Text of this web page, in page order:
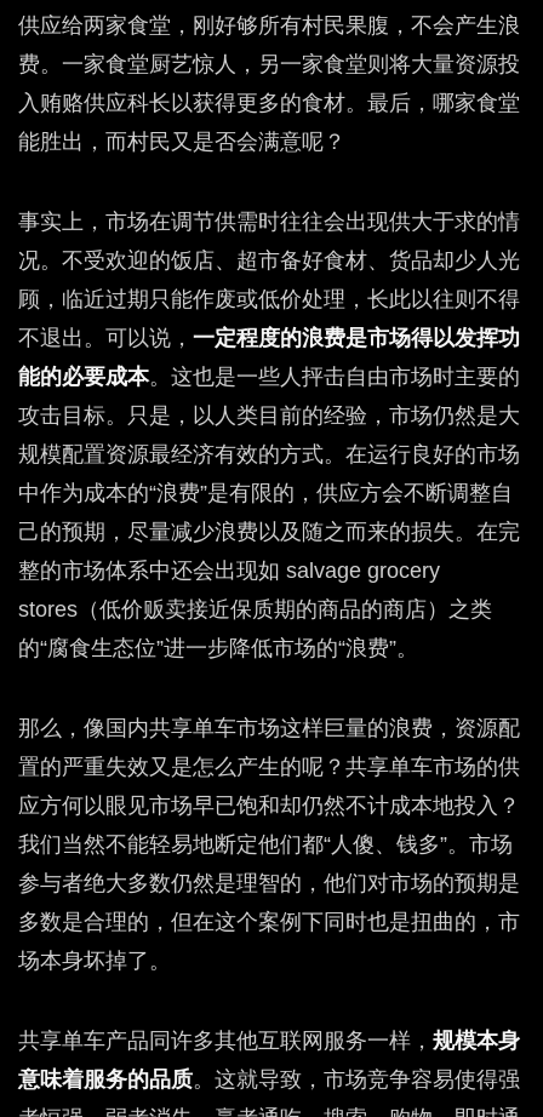
供应给两家食堂，刚好够所有村民果腹，不会产生浪
费。一家食堂厨艺惊人，另一家食堂则将大量资源投
入贿赂供应科长以获得更多的食材。最后，哪家食堂
能胜出，而村民又是否会满意呢？
事实上，市场在调节供需时往往会出现供大于求的情
况。不受欢迎的饭店、超市备好食材、货品却少人光
顾，临近过期只能作废或低价处理，长此以往则不得
不退出。可以说， 一定程度的浪费是市场得以发挥功
能的必要成本。这也是一些人抨击自由市场时主要的
攻击目标。只是，以人类目前的经验，市场仍然是大
规模配置资源最经济有效的方式。在运行良好的市场
中作为成本的“浪费”是有限的，供应方会不断调整自
己的预期，尽量减少浪费以及随之而来的损失。在完
整的市场体系中还会出现如 salvage grocery
stores（低价贩卖接近保质期的商品的商店）之类
的“腐食生态位”进一步降低市场的“浪费”。
那么，像国内共享单车市场这样巨量的浪费，资源配
置的严重失效又是怎么产生的呢？共享单车市场的供
应方何以眼见市场早已饱和却仍然不计成本地投入？
我们当然不能轻易地断定他们都“人傻、钱多”。市场
参与者绝大多数仍然是理智的，他们对市场的预期是
多数是合理的，但在这个案例下同时也是扭曲的，市
场本身坏掉了。
共享单车产品同许多其他互联网服务一样， 规模本身
意味着服务的品质。这就导致，市场竞争容易使得强